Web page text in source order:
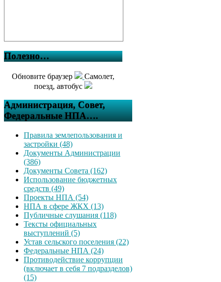
Полезно…
Обновите браузер
Самолет,
поезд, автобус
Администрация, Совет,
Федеральные НПА….
Правила землепользования и
застройки (48)
Документы Администрации
(386)
Документы Совета (162)
Использование бюджетных
средств (49)
Проекты НПА (54)
НПА в сфере ЖКХ (13)
Публичные слушания (118)
Тексты официальных
выступлений (5)
Устав сельского поселения (22)
Федеральные НПА (24)
Противодействие коррупции
(включает в себя 7 подразделов)
(15)